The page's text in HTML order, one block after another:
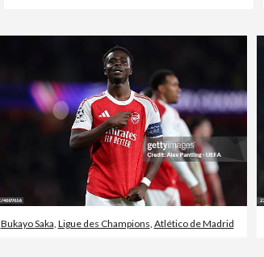
Bukayo Saka Ligue des Champions Atlético de Madrid